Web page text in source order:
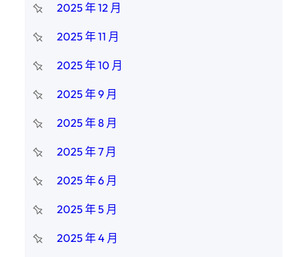
2025 年 12 月
2025 年 11 月
2025 年 10 月
2025 年 9 月
2025 年 8 月
2025 年 7 月
2025 年 6 月
2025 年 5 月
2025 年 4 月